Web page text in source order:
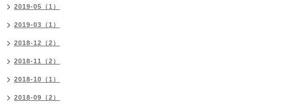
2019-05（1）
2019-03（1）
2018-12（2）
2018-11（2）
2018-10（1）
2018-09（2）